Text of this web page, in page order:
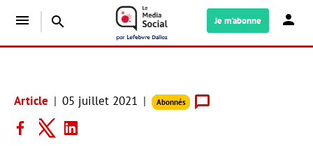
menu search Je m'abonne
Article 05 juillet 2021 Abonnés